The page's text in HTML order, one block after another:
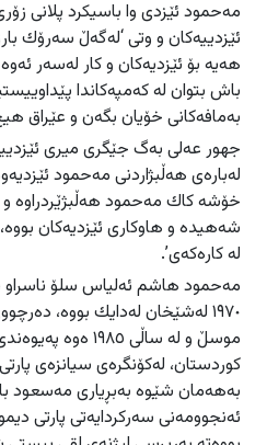
مەحمود ئێزدی وا باسیکرد پلانی
ئێزدییەکان و وتی ‘لەگەڵ سەرۆك
هەیە بۆ ئێزدیەكان و كار لەسەر
باش بتوان لە كەمپەكاندا
بەمافەكانی خۆیان بگەن و عێراق
جهور عەلی بەگ جێگری میری
لەبارەی هەڵبژاردنی مەحمود
خۆشە كاك مەحمود هەڵبژێردراوە
شەهیدە و هاوكاری ئێزدیەكان
لە كارەكەی’.
مەحمود هاشم ئەلیاس سلۆ ناسراو
١٩٧٠ لەشێخان لەدایك بووە،
موسڵ و لە ساڵی
كوردستان، لەکۆنگرەی سیانزەی
بەهەمان شێوە بەبڕیاری مەسعود